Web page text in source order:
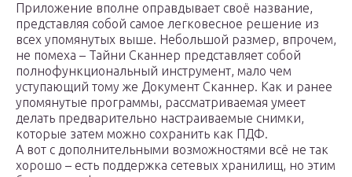
Приложение вполне оправдывает своё название,
представляя собой самое легковесное решение из
всех упомянутых выше. Небольшой размер, впрочем,
не помеха – Тайни Сканнер представляет собой
полнофункциональный инструмент, мало чем
уступающий тому же Документ Сканнер. Как и ранее
упомянутые программы, рассматриваемая умеет
делать предварительно настраиваемые снимки,
которые затем можно сохранить как ПДФ.
А вот с дополнительными возможностями всё не так
хорошо – есть поддержка сетевых хранилищ, но этим